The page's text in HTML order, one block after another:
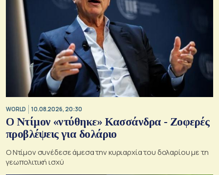
WORLD 10.08.2026, 20:30
Ο Ντίμον «ντύθηκε» Κασσάνδρα - Ζοφερές
προβλέψεις για δολάριο
Ο Ντίμον συνέδεσε άμεσα την κυριαρχία του δολαρίου με τη
γεωπολιτική ισχύ